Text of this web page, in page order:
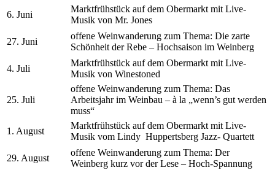
6. Juni
Marktfrühstück auf dem Obermarkt mit Live-
Musik von Mr. Jones
27. Juni
offene Weinwanderung zum Thema: Die zarte
Schönheit der Rebe – Hochsaison im Weinberg
4. Juli
Marktfrühstück auf dem Obermarkt mit Live-
Musik von Winestoned
25. Juli
offene Weinwanderung zum Thema: Das
Arbeitsjahr im Weinbau – à la „wenn’s gut werden
muss“
1. August
Marktfrühstück auf dem Obermarkt mit Live-
Musik vom Lindy Huppertsberg Jazz- Quartett
29. August
offene Weinwanderung zum Thema: Der
Weinberg kurz vor der Lese – Hoch-Spannung